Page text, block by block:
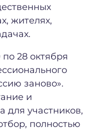
жителях,
28 октября
заново».
и
для участников,
полностью